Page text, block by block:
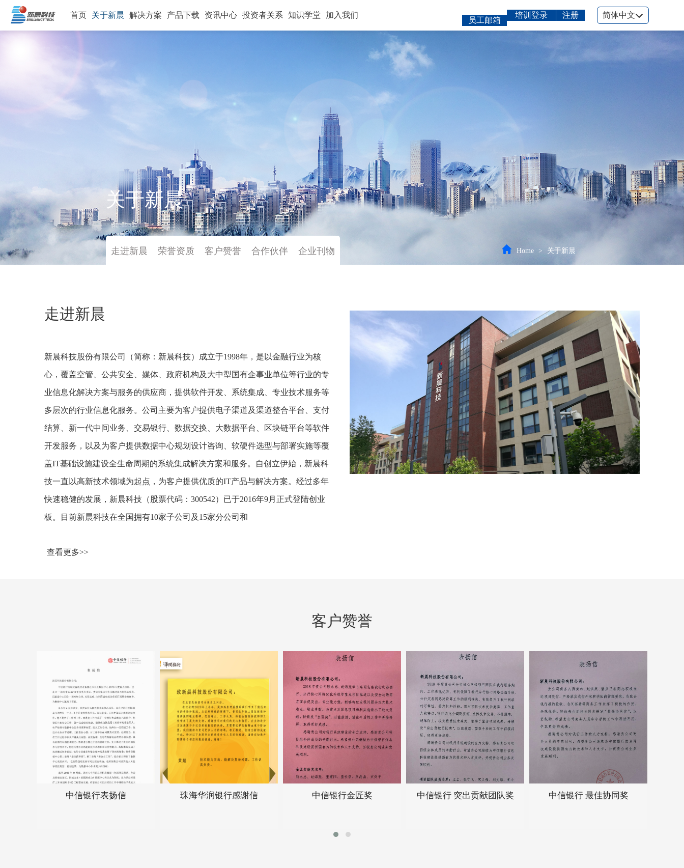
首页 关于新晨 解决方案 产品下载 资讯中心 投资者关系 知识学堂 加入我们
员工邮箱
培训登录 注册 简体中文
关于新晨
走进新晨 荣誉资质 客户赞誉 合作伙伴 企业刊物 Home > 关于新晨
走进新晨
新晨科技股份有限公司（简称：新晨科技）成立于1998年，是以金融行业为核
心，覆盖空管、公共安全、媒体、政府机构及大中型国有企事业单位等行业的专
业信息化解决方案与服务的供应商，提供软件开发、系统集成、专业技术服务等
多层次的行业信息化服务。公司主要为客户提供电子渠道及渠道整合平台、支付
结算、新一代中间业务、交易银行、数据交换、大数据平台、区块链平台等软件
开发服务，以及为客户提供数据中心规划设计咨询、软硬件选型与部署实施等覆
盖IT基础设施建设全生命周期的系统集成解决方案和服务。自创立伊始，新晨科
技一直以高新技术领域为起点，为客户提供优质的IT产品与解决方案。经过多年
快速稳健的发展，新晨科技（股票代码：300542）已于2016年9月正式登陆创业
板。目前新晨科技在全国拥有10家子公司及15家分公司和
查看更多>>
客户赞誉
珠海华润银行感谢信 中信银行金匠奖 中信银行 突出贡献团队奖 中信银行 最佳协同奖 中信银行 优质服务团队奖